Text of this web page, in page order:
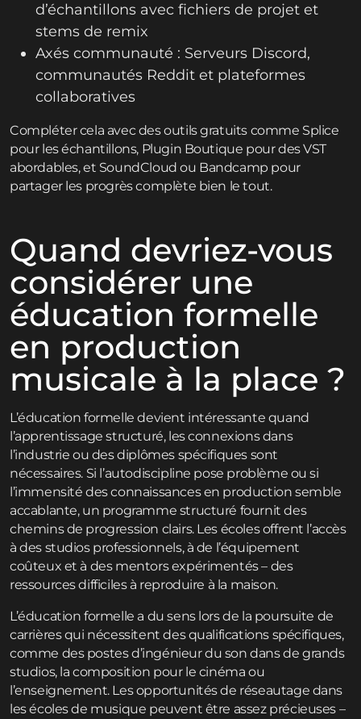
d’échantillons avec fichiers de projet et
stems de remix
Axés communauté : Serveurs Discord,
communautés Reddit et plateformes
collaboratives
Compléter cela avec des outils gratuits comme Splice
pour les échantillons, Plugin Boutique pour des VST
abordables, et SoundCloud ou Bandcamp pour
partager les progrès complète bien le tout.
Quand devriez-vous
considérer une
éducation formelle
en production
musicale à la place ?
L’éducation formelle devient intéressante quand
l’apprentissage structuré, les connexions dans
l’industrie ou des diplômes spécifiques sont
nécessaires. Si l’autodiscipline pose problème ou si
l’immensité des connaissances en production semble
accablante, un programme structuré fournit des
chemins de progression clairs. Les écoles offrent l’accès
à des studios professionnels, à de l’équipement
coûteux et à des mentors expérimentés – des
ressources difficiles à reproduire à la maison.
L’éducation formelle a du sens lors de la poursuite de
carrières qui nécessitent des qualifications spécifiques,
comme des postes d’ingénieur du son dans de grands
studios, la composition pour le cinéma ou
l’enseignement. Les opportunités de réseautage dans
les écoles de musique peuvent être assez précieuses –